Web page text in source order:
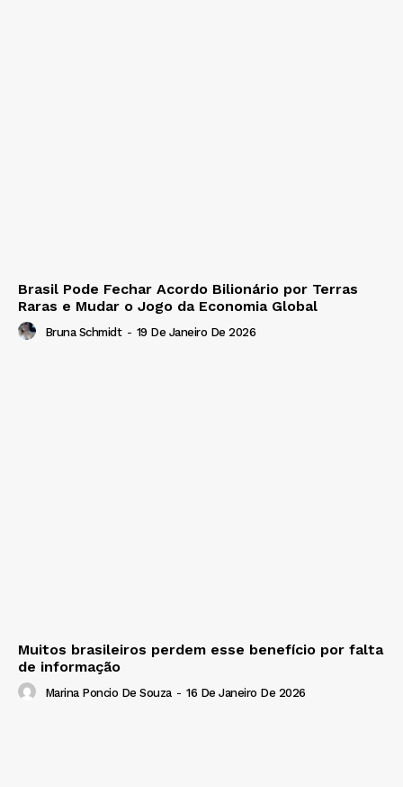
Brasil Pode Fechar Acordo Bilionário por Terras
Raras e Mudar o Jogo da Economia Global
Bruna Schmidt - 19 De Janeiro De 2026
Muitos brasileiros perdem esse benefício por falta
de informação
Marina Poncio De Souza - 16 De Janeiro De 2026